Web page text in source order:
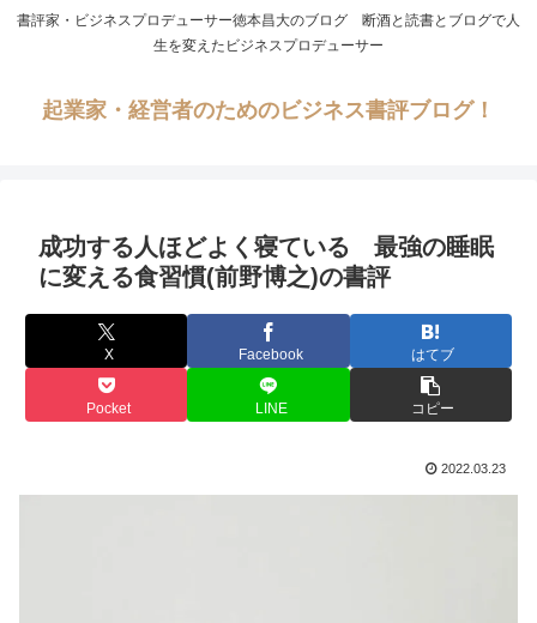
書評家・ビジネスプロデューサー徳本昌大のブログ 断酒と読書とブログで人
生を変えたビジネスプロデューサー
起業家・経営者のためのビジネス書評ブログ！
成功する人ほどよく寝ている 最強の睡眠
に変える食習慣(前野博之)の書評
X Facebook はてブ
Pocket LINE コピー
2022.03.23